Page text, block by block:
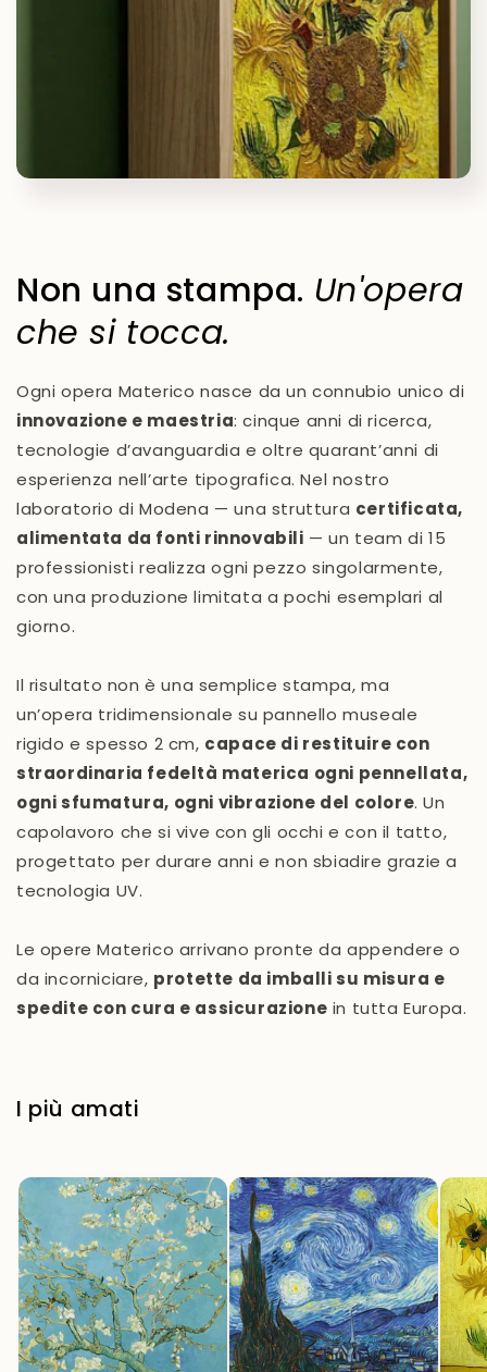
Non una stampa. Un'opera
che si tocca.
Ogni opera Materico nasce da un connubio unico di
innovazione e maestria: cinque anni di ricerca,
tecnologie d’avanguardia e oltre quarant’anni di
esperienza nell’arte tipografica. Nel nostro
laboratorio di Modena — una struttura certificata,
alimentata da fonti rinnovabili — un team di 15
professionisti realizza ogni pezzo singolarmente,
con una produzione limitata a pochi esemplari al
giorno.
Il risultato non è una semplice stampa, ma
un’opera tridimensionale su pannello museale
rigido e spesso 2 cm, capace di restituire con
straordinaria fedeltà materica ogni pennellata,
ogni sfumatura, ogni vibrazione del colore. Un
capolavoro che si vive con gli occhi e con il tatto,
progettato per durare anni e non sbiadire grazie a
tecnologia UV.
Le opere Materico arrivano pronte da appendere o
da incorniciare, protette da imballi su misura e
spedite con cura e assicurazione in tutta Europa.
I più amati